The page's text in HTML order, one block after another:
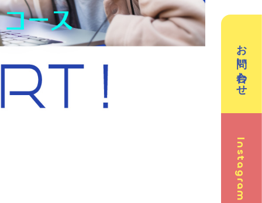
声
お問い合わせ
Instagram